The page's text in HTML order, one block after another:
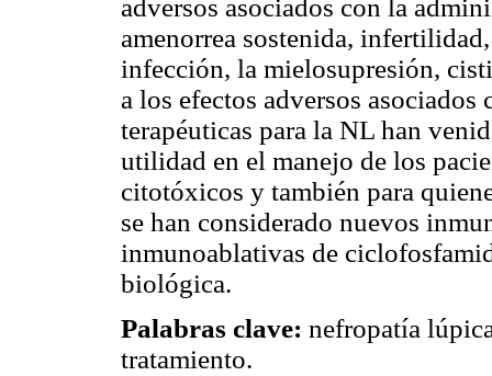
adversos asociados con la
amenorrea sostenida,
infección, la mielosupresión,
a los efectos adversos
terapéuticas para la NL han
utilidad en el manejo de los
citotóxicos y también para
se han considerado nuevos
inmunoablativas de
biológica.
Palabras clave: nefropatía
tratamiento.